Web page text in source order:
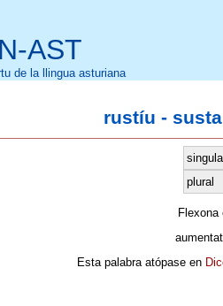
AST
de la llingua asturiana
rustíu -
plural
Esta palabra atópase en